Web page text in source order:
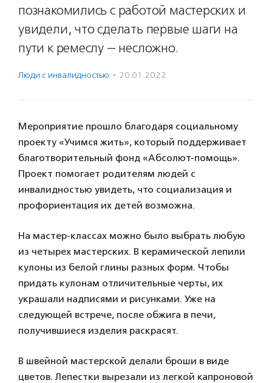
познакомились с работой мастерских и
увидели, что сделать первые шаги на
пути к ремеслу — несложно.
Люди с инвалидностью · 20.01.2022
Мероприятие прошло благодаря социальному
проекту «Учимся жить», который поддерживает
благотворительный фонд «Абсолют-помощь».
Проект помогает родителям людей с
инвалидностью увидеть, что социализация и
профориентация их детей возможна.
На мастер-классах можно было выбрать любую
из четырех мастерских. В керамической лепили
кулоны из белой глины разных форм. Чтобы
придать кулонам отличительные черты, их
украшали надписями и рисунками. Уже на
следующей встрече, после обжига в печи,
получившиеся изделия раскрасят.
В швейной мастерской делали броши в виде
цветов. Лепестки вырезали из легкой капроновой